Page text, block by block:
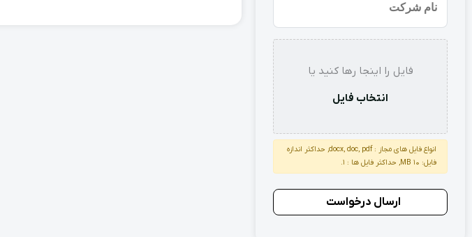
شرکت
استعلام
فایل را اینجا رها کنید یا
انتخاب فایل
انواع فایل های مجاز : docx, doc, pdf, حداکثر اندازه
فایل: 10 MB, حداکثر فایل ها : 1.